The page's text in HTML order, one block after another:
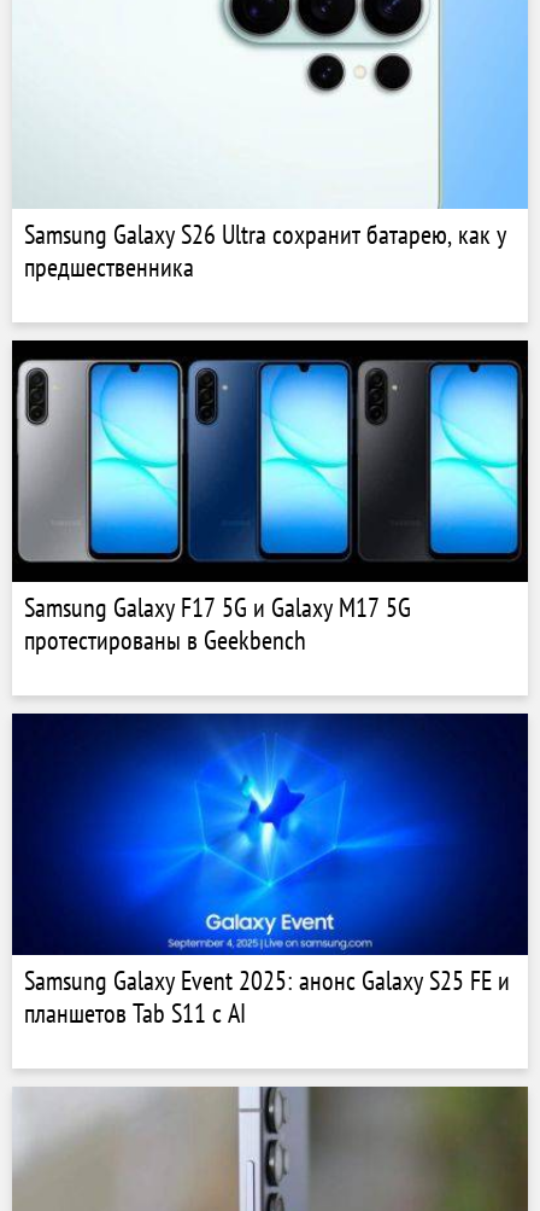
Samsung Galaxy S26 Ultra сохранит батарею, как у
предшественника
Samsung Galaxy F17 5G и Galaxy M17 5G
протестированы в Geekbench
Samsung Galaxy Event 2025: анонс Galaxy S25 FE и
планшетов Tab S11 с AI